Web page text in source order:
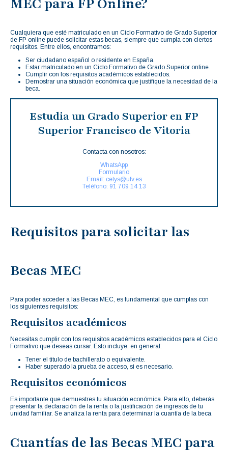
Cualquiera que esté matriculado en un Ciclo Formativo de Grado Superior
de FP online puede solicitar estas becas, siempre que cumpla con ciertos
requisitos. Entre ellos, encontramos:
Ser ciudadano español o residente en España.
Estar matriculado en un Ciclo Formativo de Grado Superior online.
Cumplir con los requisitos académicos establecidos.
Demostrar una situación económica que justifique la necesidad de la
beca.
Estudia un Grado Superior en FP
Superior Francisco de Vitoria
Contacta con nosotros:
WhatsApp
Formulario
Email: cetys@ufv.es
Teléfono: 91 709 14 13
Requisitos para solicitar las
Becas MEC
Para poder acceder a las Becas MEC, es fundamental que cumplas con
los siguientes requisitos:
Requisitos académicos
Necesitas cumplir con los requisitos académicos establecidos para el Ciclo
Formativo que deseas cursar. Esto incluye, en general:
Tener el título de bachillerato o equivalente.
Haber superado la prueba de acceso, si es necesario.
Requisitos económicos
Es importante que demuestres tu situación económica. Para ello, deberás
presentar la declaración de la renta o la justificación de ingresos de tu
unidad familiar. Se analiza la renta para determinar la cuantía de la beca.
Cuantías de las Becas MEC para